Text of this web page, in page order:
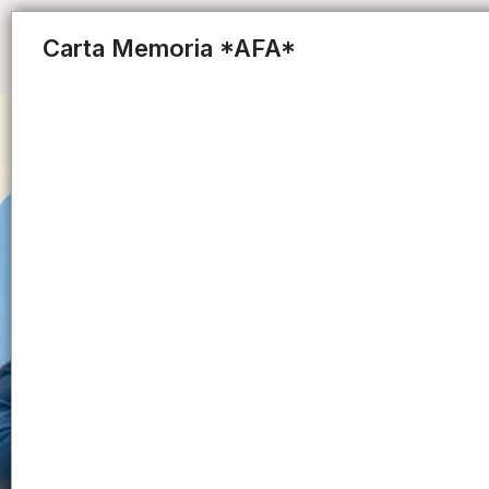
Carta Memoria *AFA*